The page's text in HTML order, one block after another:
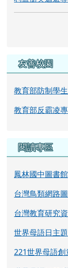
友善校園
教育部防制學
教育部反霸凌
閱讀專區
鳳林國中圖書館
台灣鳥類網路
台灣教育研究
世界母語日主
221世界母語